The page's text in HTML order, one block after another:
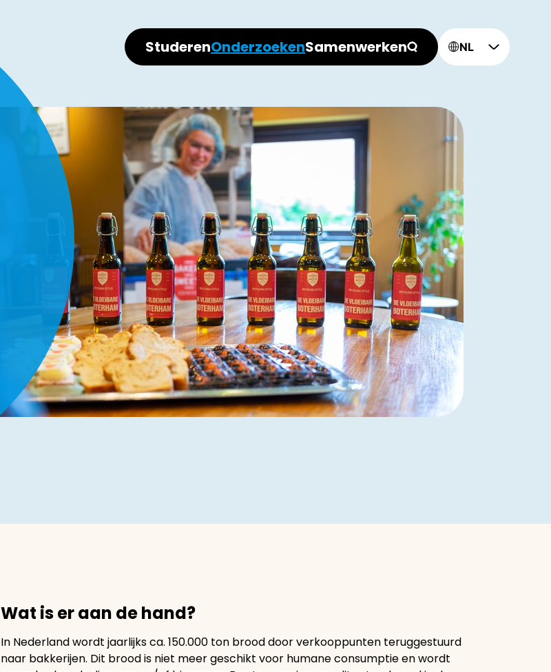
StuderenOnderzoekenSamenwerken NL
Wat is er aan de hand?
In Nederland wordt jaarlijks ca. 150.000 ton brood door verkooppunten teruggestuurd
naar bakkerijen. Dit brood is niet meer geschikt voor humane consumptie en wordt